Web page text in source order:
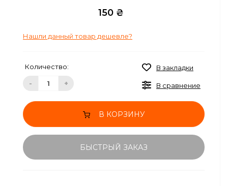
150 ₴
Нашли данный товар дешевле?
Количество:
- +
В закладки
В сравнение
В КОРЗИНУ
БЫСТРЫЙ ЗАКАЗ